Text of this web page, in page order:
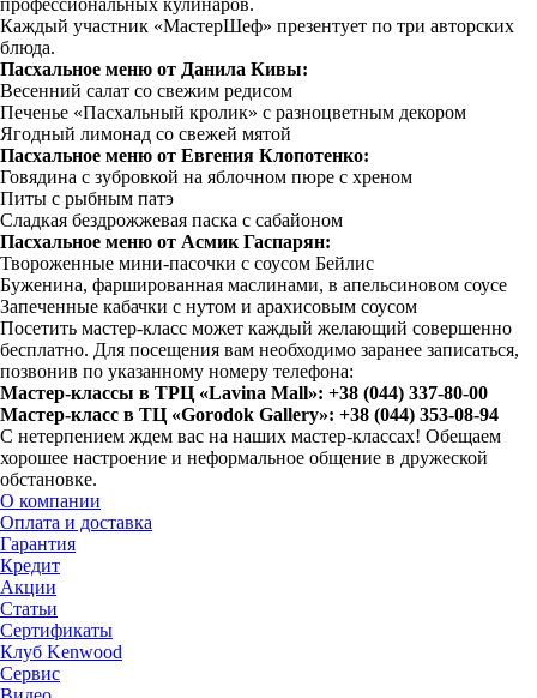
профессиональных кулинаров.
Каждый участник «МастерШеф» презентует по три авторских
блюда.
Пасхальное меню от Данила Кивы:
Весенний салат со свежим редисом
Печенье «Пасхальный кролик» с разноцветным декором
Ягодный лимонад со свежей мятой
Пасхальное меню от Евгения Клопотенко:
Говядина с зубровкой на яблочном пюре с хреном
Питы с рыбным патэ
Сладкая бездрожжевая паска с сабайоном
Пасхальное меню от Асмик Гаспарян:
Твороженные мини-пасочки с соусом Бейлис
Буженина, фаршированная маслинами, в апельсиновом соусе
Запеченные кабачки с нутом и арахисовым соусом
Посетить мастер-класс может каждый желающий совершенно
бесплатно. Для посещения вам необходимо заранее записаться,
позвонив по указанному номеру телефона:
Мастер-классы в ТРЦ «Lavina Mall»: +38 (044) 337-80-00
Мастер-класс в ТЦ «Gorodok Gallery»: +38 (044) 353-08-94
С нетерпением ждем вас на наших мастер-классах! Обещаем
хорошее настроение и неформальное общение в дружеской
обстановке.
О компании
Оплата и доставка
Гарантия
Кредит
Акции
Статьи
Сертификаты
Клуб Kenwood
Сервис